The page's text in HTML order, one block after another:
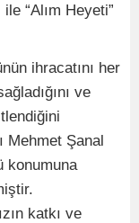
“Alım Heyeti”
ihracatını her
ve
Mehmet Şanal
konumuna
katkı ve